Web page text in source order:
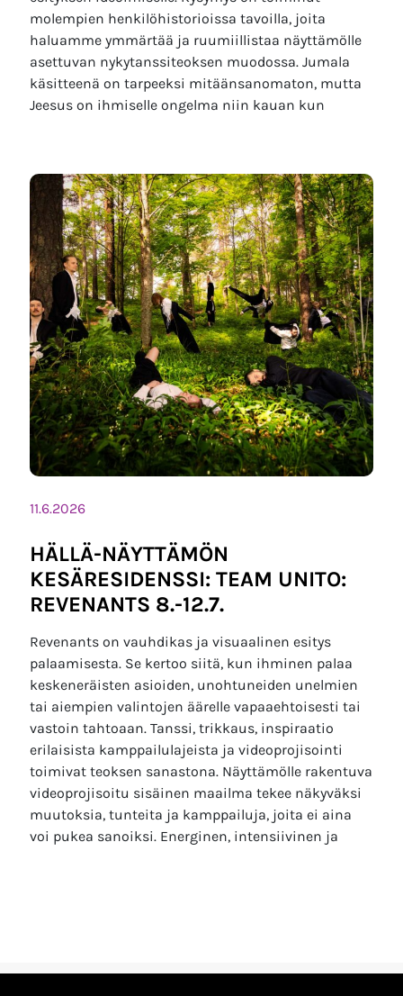
molempien henkilöhistorioissa tavoilla, joita
haluamme ymmärtää ja ruumiillistaa näyttämölle
asettuvan nykytanssiteoksen muodossa. Jumala
käsitteenä on tarpeeksi mitäänsanomaton, mutta
Jeesus on ihmiselle ongelma niin kauan kun
11.6.2026
HÄLLÄ-NÄYTTÄMÖN
KESÄRESIDENSSI: TEAM UNITO:
REVENANTS 8.-12.7.
Revenants on vauhdikas ja visuaalinen esitys
palaamisesta. Se kertoo siitä, kun ihminen palaa
keskeneräisten asioiden, unohtuneiden unelmien
tai aiempien valintojen äärelle vapaaehtoisesti tai
vastoin tahtoaan. Tanssi, trikkaus, inspiraatio
erilaisista kamppailulajeista ja videoprojisointi
toimivat teoksen sanastona. Näyttämölle rakentuva
videoprojisoitu sisäinen maailma tekee näkyväksi
muutoksia, tunteita ja kamppailuja, joita ei aina
voi pukea sanoiksi. Energinen, intensiivinen ja